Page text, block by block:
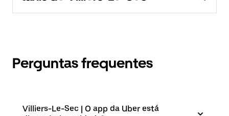
Perguntas frequentes
Villiers-Le-Sec | O app da Uber está